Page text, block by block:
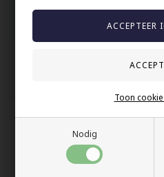
Nodig
Toon
Snelle bezorging